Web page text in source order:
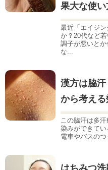
果大な使い
最近「エイジ
か？20代など
調子が悪いと
な...
漢方は脇
から考え
この脇汗は多
染みができてい
電車やバスのつ
はちみつ